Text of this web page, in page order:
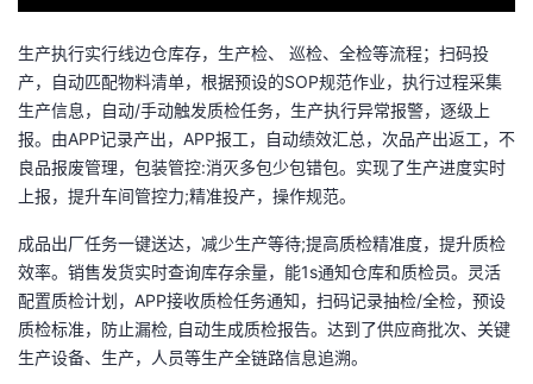
生产执行实行线边仓库存，生产检、
巡检、全检等流程；扫码投
产，自动匹配物料清单，根据预设的SOP规范作业，执行过程采集
生产信息，自动/手动触发质检任务，生产执行异常报警，逐级上
报。由APP记录产出， APP报工，自动绩效汇总，次品产出返工，不
良品报废管理，包装管控:消灭多包少包错包。实现了生产进度实时
上报，提升车间管控力;精准投产，操作规范。
成品出厂任务一键送达，减少生产等待;提高质检精准度，提升质检
效率。销售发货实时查询库存余量，能1s通知仓库和质检员。灵活
配置质检计划， APP接收质检任务通知，扫码记录抽检/全检，预设
质检标准，防止漏检, 自动生成质检报告。达到了供应商批次、关键
生产设备、生产，人员等生产全链路信息追溯。